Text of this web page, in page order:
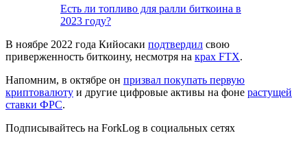
Есть ли топливо для ралли биткоина в
2023 году?
В ноябре 2022 года Кийосаки подтвердил свою
приверженность биткоину, несмотря на крах FTX.
Напомним, в октябре он призвал покупать первую
криптовалюту и другие цифровые активы на фоне растущей
ставки ФРС.
Подписывайтесь на ForkLog в социальных сетях